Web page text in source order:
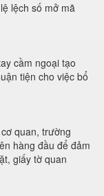
lệch số mở mã
cầm ngoại tạo
tiện cho việc bổ
quan, trường
hàng đầu để đảm
giấy tờ quan